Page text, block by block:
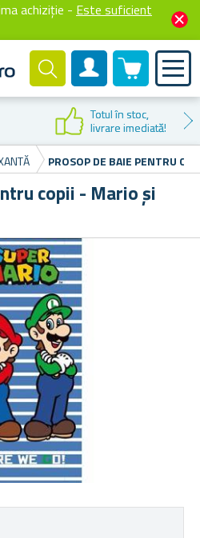
achiziție - Este suficient
Cont client
0 produselor
Totul în stoc,
livrare imediată!
PROSOP DE BAIE PENTRU
copii - Mario și